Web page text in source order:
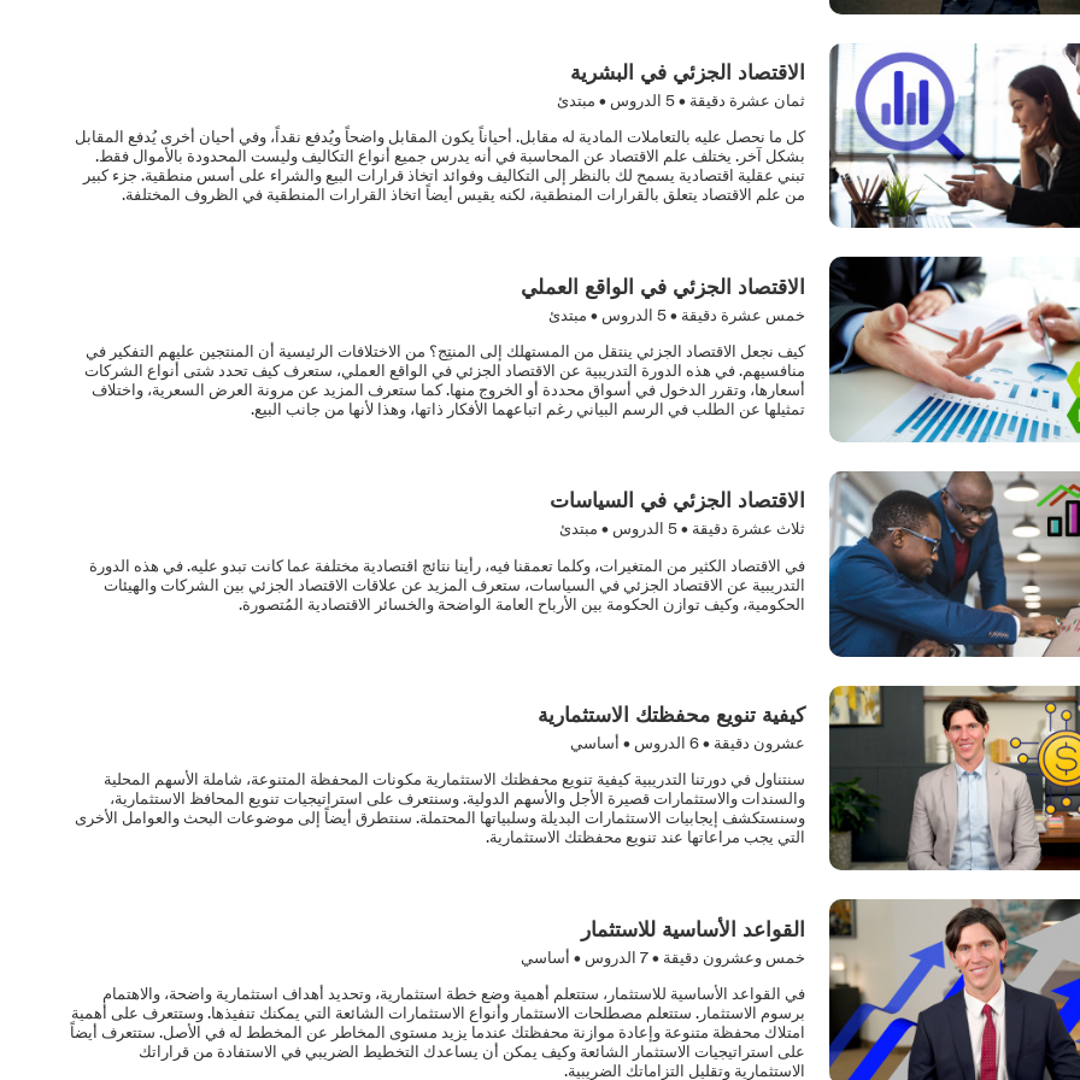
الاقتصاد الجزئي في البشرية
ثمان عشرة دقيقة •5الدروس • مبتدئ
كل ما نحصل عليه بالتعاملات المادية له مقابل. أحياناً يكون المقابل واضحاً ويُدفع نقداً، وفي أحيان أخرى يُدفع المقابل
بشكل آخر. يختلف علم الاقتصاد عن المحاسبة في أنه يدرس جميع أنواع التكاليف وليست المحدودة بالأموال فقط.
تبني عقلية اقتصادية يسمح لك بالنظر إلى التكاليف وفوائد اتخاذ قرارات البيع والشراء على أسس منطقية. جزء كبير
من علم الاقتصاد يتعلق بالقرارات المنطقية، لكنه يقيس أيضاً اتخاذ القرارات المنطقية في الظروف المختلفة.
الاقتصاد الجزئي في الواقع العملي
خمس عشرة دقيقة •5الدروس • مبتدئ
كيف نجعل الاقتصاد الجزئي ينتقل من المستهلك إلى المنتِج؟ من الاختلافات الرئيسية أن المنتجين عليهم التفكير في
منافسيهم. في هذه الدورة التدريبية عن الاقتصاد الجزئي في الواقع العملي، ستعرف كيف تحدد شتى أنواع الشركات
أسعارها، وتقرر الدخول في أسواق محددة أو الخروج منها. كما ستعرف المزيد عن مرونة العرض السعرية، واختلاف
تمثيلها عن الطلب في الرسم البياني رغم اتباعهما الأفكار ذاتها، وهذا لأنها من جانب البيع.
الاقتصاد الجزئي في السياسات
ثلاث عشرة دقيقة •5الدروس • مبتدئ
في الاقتصاد الكثير من المتغيرات، وكلما تعمقنا فيه، رأينا نتائج اقتصادية مختلفة عما كانت تبدو عليه. في هذه الدورة
التدريبية عن الاقتصاد الجزئي في السياسات، ستعرف المزيد عن علاقات الاقتصاد الجزئي بين الشركات والهيئات
الحكومية، وكيف توازن الحكومة بين الأرباح العامة الواضحة والخسائر الاقتصادية المُتصورة.
كيفية تنويع محفظتك الاستثمارية
عشرون دقيقة •6الدروس • أساسي
سنتناول في دورتنا التدريبية كيفية تنويع محفظتك الاستثمارية مكونات المحفظة المتنوعة، شاملة الأسهم المحلية
والسندات والاستثمارات قصيرة الأجل والأسهم الدولية. وسنتعرف على استراتيجيات تنويع المحافظ الاستثمارية،
وسنستكشف إيجابيات الاستثمارات البديلة وسلبياتها المحتملة. سنتطرق أيضاً إلى موضوعات البحث والعوامل الأخرى
التي يجب مراعاتها عند تنويع محفظتك الاستثمارية.
القواعد الأساسية للاستثمار
خمس وعشرون دقيقة •7الدروس • أساسي
في القواعد الأساسية للاستثمار، ستتعلم أهمية وضع خطة استثمارية، وتحديد أهداف استثمارية واضحة، والاهتمام
برسوم الاستثمار. ستتعلم مصطلحات الاستثمار وأنواع الاستثمارات الشائعة التي يمكنك تنفيذها. وستتعرف على أهمية
امتلاك محفظة متنوعة وإعادة موازنة محفظتك عندما يزيد مستوى المخاطر عن المخطط له في الأصل. ستتعرف أيضاً
على استراتيجيات الاستثمار الشائعة وكيف يمكن أن يساعدك التخطيط الضريبي في الاستفادة من قراراتك
الاستثمارية وتقليل التزاماتك الضريبية.